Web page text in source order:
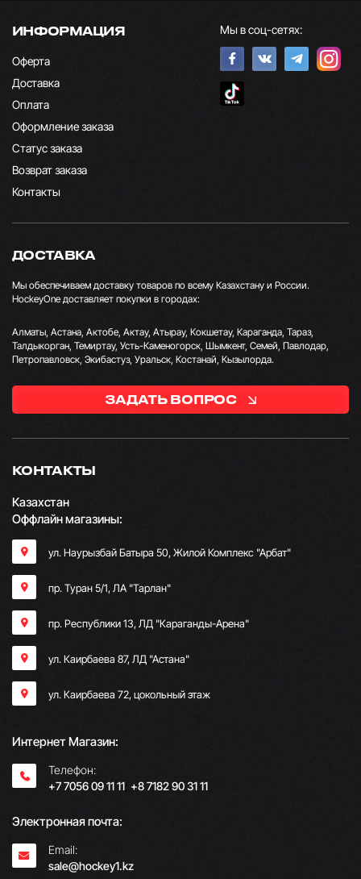
ИНФОРМАЦИЯ
Оферта
Доставка
Оплата
Оформление заказа
Статус заказа
Возврат заказа
Контакты
Мы в соц-сетях:
КОНТАКТЫ
Казахстан
Оффлайн магазины:
ул. Наурызбай Батыра 50, Жилой Комплекс "Арбат"
пр. Туран 5/1, ЛА "Тарлан"
пр. Республики 13, ​ЛД "Караганды-Арена"
ул. Каирбаева 87, ЛД "Астана"
ул. Каирбаева 72, цокольный этаж
Интернет Магазин:
Телефон:
+7 7056 09 11 11; +8 7182 90 31 11
Электронная почта:
Email:
sale@hockey1.kz
ДОСТАВКА
Мы обеспечиваем доставку товаров по всему Казахстану и России.
HockeyOne доставляет покупки в городах:
Алматы, Астана, Актобе, Актау, Атырау, Кокшетау, Караганда, Тараз,
Талдыкорган, Темиртау, Усть-Каменогорск, Шымкент, Семей, Павлодар,
Петропавловск, Экибастуз, Уральск, Костанай, Кызылорда.
ЗАДАТЬ ВОПРОС